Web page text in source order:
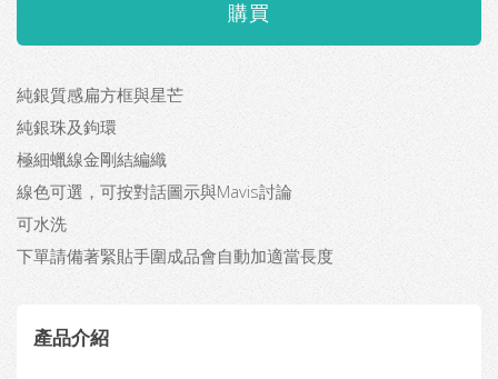
純銀質感扁方框與星芒
純銀珠及鉤環
極細蠟線金剛結編織
線色可選，可按對話圖示與Mavis討論
可水洗
下單請備著緊貼手圍成品會自動加適當長度
產品介紹